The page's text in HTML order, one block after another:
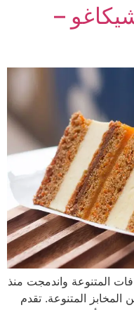
–
المتنوعة واندمجت منذ
المخابز المتنوعة. تقدم